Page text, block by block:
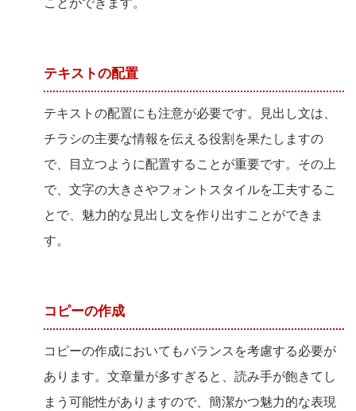
テキストの配置
テキストの配置にも注意が必要です。見出し文は、
チラシの主要な情報を伝える役割を果たしますの
で、目立つように配置することが重要です。その上
で、文字の大きさやフォントスタイルを工夫するこ
とで、魅力的な見出し文を作り出すことができま
す。
コピーの作成
コピーの作成においてもバランスを考慮する必要が
あります。文章量が多すぎると、読み手が飽きてし
まう可能性がありますので、簡潔かつ魅力的な表現